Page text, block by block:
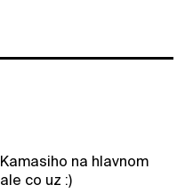
na hlavnom
co uz :)